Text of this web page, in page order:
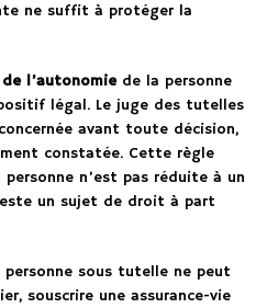
ne suffit à protéger la
l’autonomiede la personne
légal. Le juge des tutelles
avant toute décision,
constatée. Cette règle
n’est pas réduite à un
un sujet de droit à part
sous tutelle ne peut
souscrire une assurance-vie